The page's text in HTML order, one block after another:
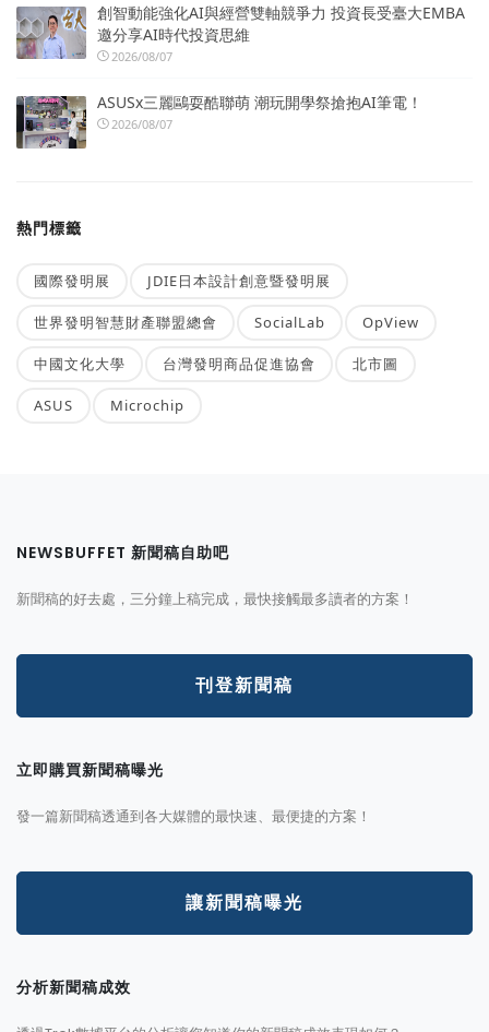
創智動能強化AI與經營雙軸競爭力 投資長受臺大EMBA
邀分享AI時代投資思維
2026/08/07
ASUSx三麗鷗耍酷聯萌 潮玩開學祭搶抱AI筆電！
2026/08/07
熱門標籤
國際發明展 JDIE日本設計創意暨發明展
世界發明智慧財產聯盟總會 SocialLab OpView
中國文化大學 台灣發明商品促進協會 北市圖
ASUS Microchip
NEWSBUFFET 新聞稿自助吧
新聞稿的好去處，三分鐘上稿完成，最快接觸最多讀者的方案！
刊登新聞稿
立即購買新聞稿曝光
發一篇新聞稿透通到各大媒體的最快速、最便捷的方案！
讓新聞稿曝光
分析新聞稿成效